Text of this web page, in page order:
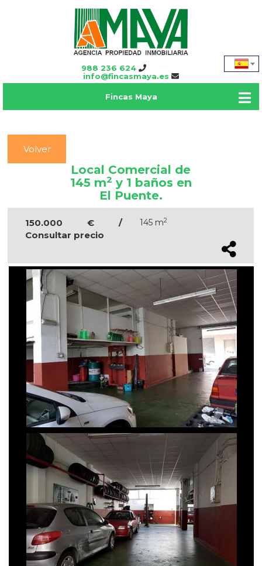
988 236 624
info@fincasmaya.es
Fincas Maya
Volver
Local Comercial de
145 m2 y 1 baños en
El Puente.
150.000 € /
Consultar precio
145 m2